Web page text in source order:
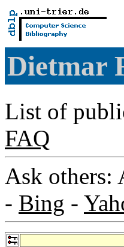
Dietmar
List of
FAQ
Ask others:
- Bing -